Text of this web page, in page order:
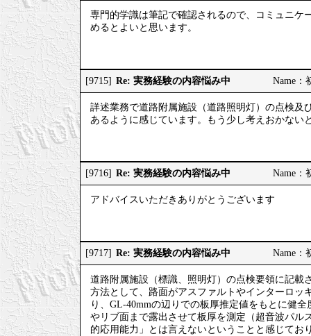
専門的学識は筆記で確認されるので、コミュニケ
めるとよいと思います。
[9715] Re: 実務経験の内容悩み中 Name：
詳述業務で道路附属施設（道路照明灯）の点検及
あるように感じています。もう少し考えおかない
[9716] Re: 実務経験の内容悩み中 Name：
アドバイスいただきありがとうございます
[9717] Re: 実務経験の内容悩み中 Name：
道路附属施設（標識、照明灯）の点検要領に記載
方法として、路面がアスファルトやインターロッ
り、GL-40mmの辺りでの板厚推定値をもとに健
やリブ面まで露出させて板厚を測定（超音波パル
的応用能力」とは言えないということと感じて